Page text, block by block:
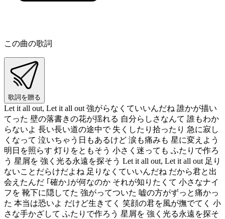
この曲の歌詞
歌詞を贈る
Let it all out, Let it all out 強がらなくていいんだね 誰かが描い
てった 壁の落書きの花が揺れる 自分らしさなんて 誰もわか
らないよ 長い長い道の途中で 失くしたり拾ったり 急に寂し
くなって 泣いちゃう日もあるけど 涙も痛みも 星に変えよう
明日を照らす 灯りをともそう 小さく迷っても ふたりで作ろ
う 星屑を 強く光る永遠を探そう Let it all out, Let it all out 足り
ないことだらけだよね 足りなくていいんだね だから君と出
会えたんだ ｢確か｣が何なのか それが知りたくて 小さなナイ
フを 靴下に隠してた 強がってついた 嘘の方がずっと痛かっ
た 本当は恐いよ だけど生きてく 笑顔の君を風が撫でてく 小
さな手かざして ふたりで作ろう 星屑を 強く光る永遠を探そ